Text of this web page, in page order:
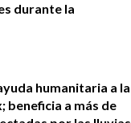
durante la
humanitaria a la
beneficia a más de